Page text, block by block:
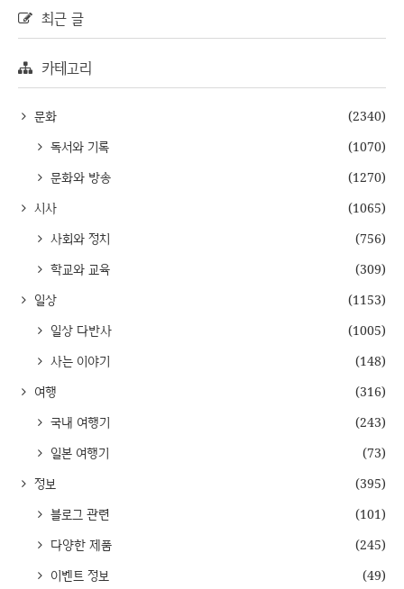
최근 글
카테고리
문화
(2340)
독서와 기록
(1070)
문화와 방송
(1270)
시사
(1065)
사회와 정치
(756)
학교와 교육
(309)
일상
(1153)
일상 다반사
(1005)
사는 이야기
(148)
여행
(316)
국내 여행기
(243)
일본 여행기
(73)
정보
(395)
블로그 관련
(101)
다양한 제품
(245)
이벤트 정보
(49)